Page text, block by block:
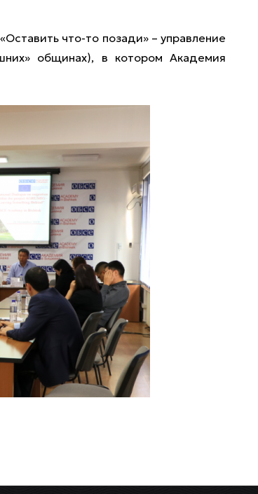
что-то позади» – управление
общинах), в котором Академия